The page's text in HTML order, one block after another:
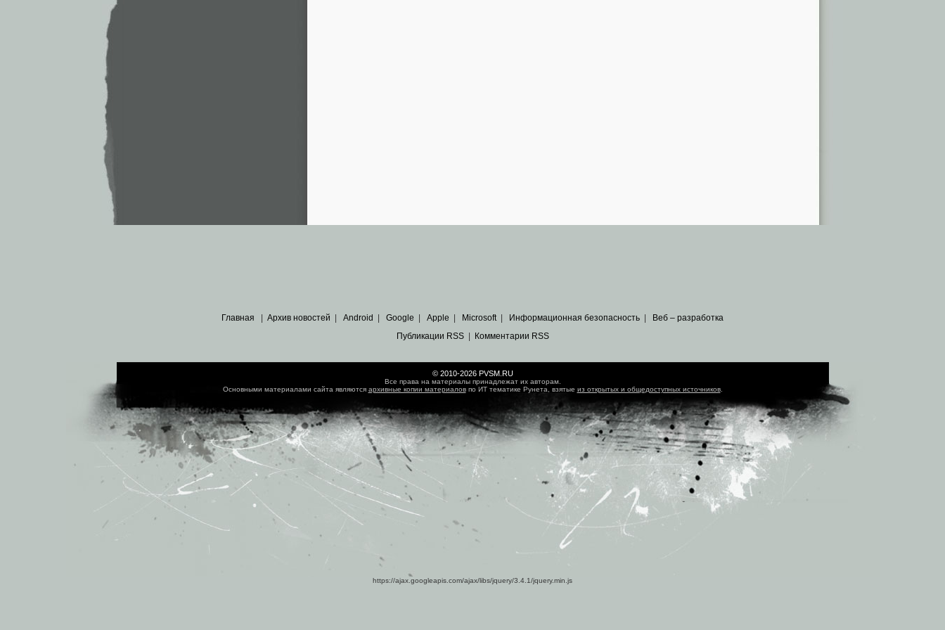
Главная Архив новостей Android Google Apple Microsoft| Информационная безопасность
Веб – разработка
Публикации RSS| Комментарии RSS
© 2010-2026 PVSM.RU
Все права на материалы принадлежат их авторам.
Основными материалами сайта являются архивные копии материаловпо ИТ тематике Рунета, взятые из открытых и общедоступных источников.
https://ajax.googleapis.com/ajax/libs/jquery/3.4.1/jquery.min.js